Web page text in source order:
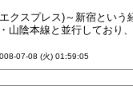
スプレス)～新宿とい
陰本線と並行しており
07-08 (火) 01:59:05